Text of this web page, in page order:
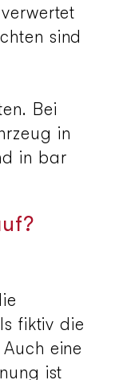
sind
Bei
in
in bar
fiktiv die
eine
ist